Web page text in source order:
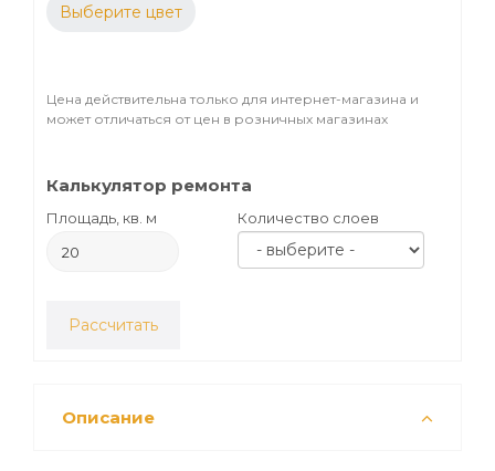
Выберите цвет
Цена действительна только для интернет-магазина и
может отличаться от цен в розничных магазинах
Калькулятор ремонта
Площадь, кв. м Количество слоев
Рассчитать
Описание